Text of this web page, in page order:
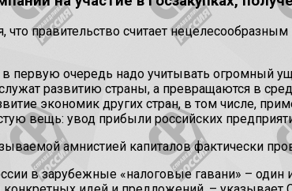
правительство считает
в первую очередь надо учитывать
развитию страны, а превращаются в
экономик других стран, в том числе,
вещь: увод прибыли российских
амнистией капиталов фактически
в зарубежные «налоговые гавани» –